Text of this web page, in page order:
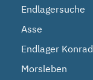
Endlagersuche
Asse
Endlager Konrad
Morsleben